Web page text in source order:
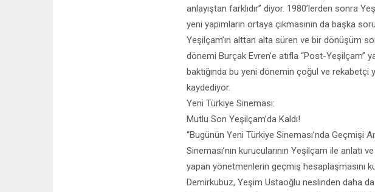
anlayıştan farklıdır” diyor. 1980’lerden sonra
yeni yapımların ortaya çıkmasının da başka
Yeşilçam’ın alttan alta süren ve bir dönüşüm
dönemi Burçak Evren’e atıfla “Post-Yeşilçam”
baktığında bu yeni dönemin çoğul ve rekabetçi
kaydediyor.
Yeni Türkiye Sineması:
Mutlu Son Yeşilçam’da Kaldı!
“Bugünün Yeni Türkiye Sineması’nda Geçmişi
Sineması’nın kurucularının Yeşilçam ile anlatı
yapan yönetmenlerin geçmiş hesaplaşmasını
Demirkubuz, Yeşim Ustaoğlu neslinden daha da